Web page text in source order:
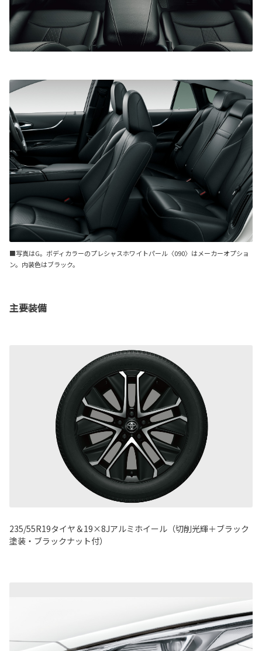
■写真はG。ボディカラーのプレシャスホワイトパール〈090〉はメーカーオプショ
ン。内装色はブラック。
主要装備
235/55R19タイヤ＆19×8Jアルミホイール（切削光輝＋ブラック
塗装・ブラックナット付）